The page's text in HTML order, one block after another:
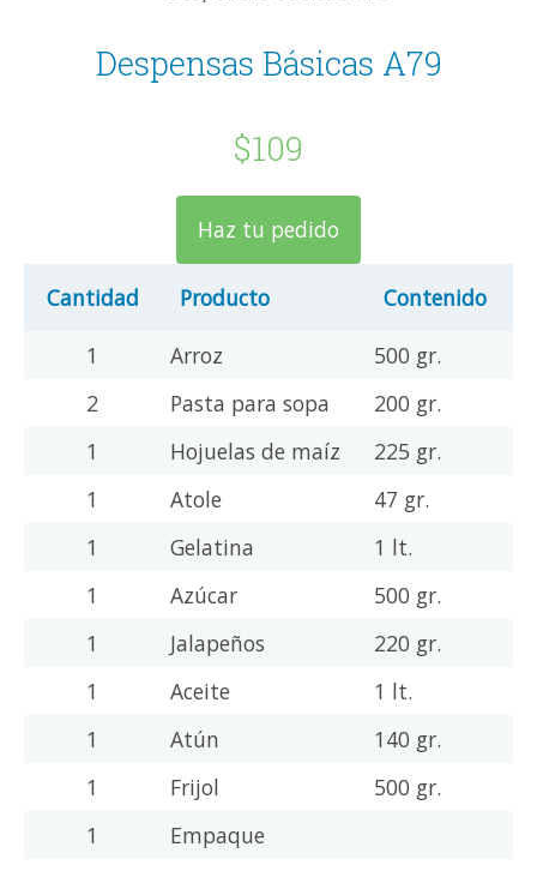
Despensas Básicas A79
$109
Haz tu pedido
Cantidad Producto
Contenido
1
Arroz
500 gr.
2
Pasta para sopa
200 gr.
1
Hojuelas de maíz
225 gr.
1
Atole
47 gr.
1
Gelatina
1 lt.
1
Azúcar
500 gr.
1
Jalapeños
220 gr.
1
Aceite
1 lt.
1
Atún
140 gr.
1
Frijol
500 gr.
1
Empaque